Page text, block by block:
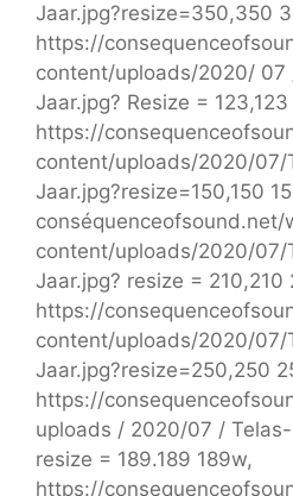
Jaar.jpg?resize=350,350
https://
content/uploads/2020/ 07
Jaar.jpg? Resize = 123,123
https://
content/uploads/2020/07/
Jaar.jpg?resize=150,150
conséquenceofsound.net/
content/uploads/2020/07/
Jaar.jpg? resize = 210,210
https://
content/uploads/2020/07/
Jaar.jpg?resize=250,250
https://
uploads / 2020/07 /
resize = 189.189 189w,
https://